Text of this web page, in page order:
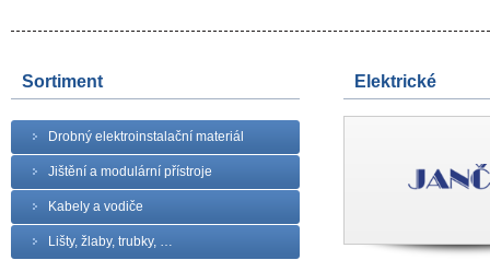
Sortiment
Drobný elektroinstalační materiál
Jištění a modulární přístroje
Kabely a vodiče
Lišty, žlaby, trubky, …
Elektrické